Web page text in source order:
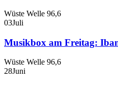
Wüste Welle 96,6
03Juli
Musikbox am Freitag:
Wüste Welle 96,6
28Juni